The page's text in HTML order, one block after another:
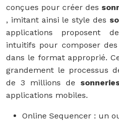
conçues pour créer des
, imitant ainsi le style des
applications proposent
intuitifs pour composer
dans le format approprié.
grandement le processus
de 3 millions de
applications mobiles.
Online Sequencer : un